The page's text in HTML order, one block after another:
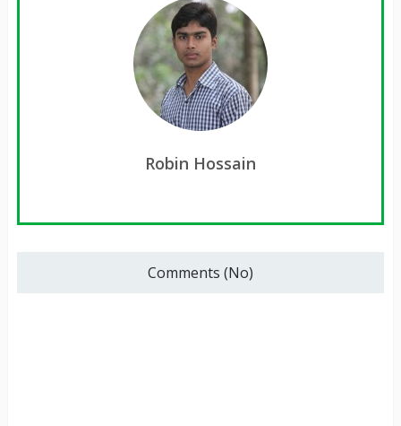
Robin Hossain
Comments (No)